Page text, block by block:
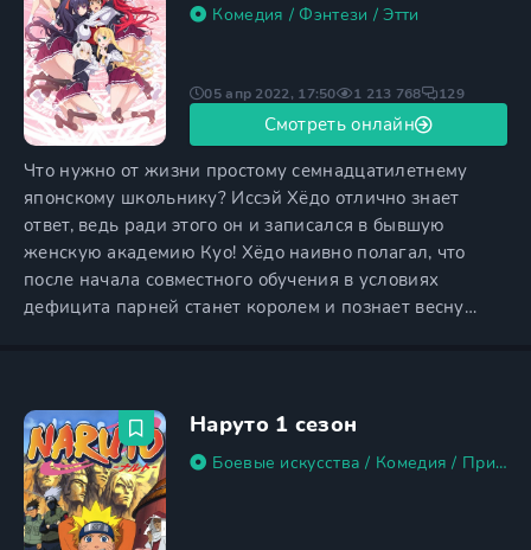
Комедия / Фэнтези /Этти
Что нужно от жизни простому семнадцатилетнему
японскому школьнику? Иссэй Хёдо отлично знает
ответ, ведь ради этого он и записался в бывшую
женскую академию Куо! Хёдо наивно полагал, что
после начала совместного обучения в условиях
дефицита парней станет королем и познает весну
раздевалках. О таких же, как королева школы Риас
Гремори, остается только мечтать.
05 апр 2022, 17:50 1 213 768 129
Смотреть онлайн
Наруто 1 сезон
Боевые искусства / Комедия / Приключения